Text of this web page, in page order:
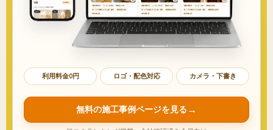
利用料金0円 ロゴ・配色対応 カメラ・下書き
無料の施工事例ページを見る